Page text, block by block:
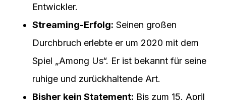
Entwickler.
Streaming-Erfolg: Seinen großen
Durchbruch erlebte er um 2020 mit dem
Spiel „Among Us“. Er ist bekannt für seine
ruhige und zurückhaltende Art.
Bisher kein Statement: Bis zum 15. April